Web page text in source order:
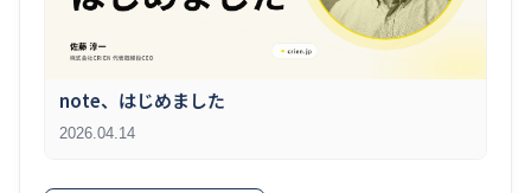
note、はじめました
2026.04.14